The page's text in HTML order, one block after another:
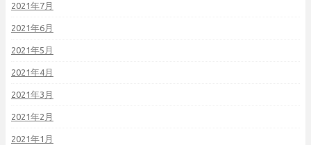
2021年7月
2021年6月
2021年5月
2021年4月
2021年3月
2021年2月
2021年1月